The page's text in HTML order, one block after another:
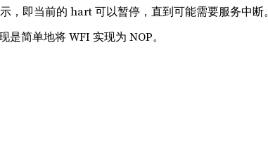
，即当前的 hart 可以暂停，直到可能需要服务中断。
简单地将 WFI 实现为 NOP。